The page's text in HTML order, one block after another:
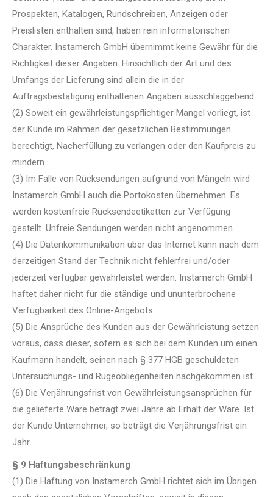
Prospekten, Katalogen, Rundschreiben, Anzeigen oder
Preislisten enthalten sind, haben rein informatorischen
Charakter. Instamerch GmbH übernimmt keine Gewähr für die
Richtigkeit dieser Angaben. Hinsichtlich der Art und des
Umfangs der Lieferung sind allein die in der
Auftragsbestätigung enthaltenen Angaben ausschlaggebend.
(2) Soweit ein gewährleistungspflichtiger Mangel vorliegt, ist
der Kunde im Rahmen der gesetzlichen Bestimmungen
berechtigt, Nacherfüllung zu verlangen oder den Kaufpreis zu
mindern.
(3) Im Falle von Rücksendungen aufgrund von Mängeln wird
Instamerch GmbH auch die Portokosten übernehmen. Es
werden kostenfreie Rücksendeetiketten zur Verfügung
gestellt. Unfreie Sendungen werden nicht angenommen.
(4) Die Datenkommunikation über das Internet kann nach dem
derzeitigen Stand der Technik nicht fehlerfrei und/oder
jederzeit verfügbar gewährleistet werden. Instamerch GmbH
haftet daher nicht für die ständige und ununterbrochene
Verfügbarkeit des Online-Angebots.
(5) Die Ansprüche des Kunden aus der Gewährleistung setzen
voraus, dass dieser, sofern es sich bei dem Kunden um einen
Kaufmann handelt, seinen nach § 377 HGB geschuldeten
Untersuchungs- und Rügeobliegenheiten nachgekommen ist.
(6) Die Verjährungsfrist von Gewährleistungsansprüchen für
die gelieferte Ware beträgt zwei Jahre ab Erhalt der Ware. Ist
der Kunde Unternehmer, so beträgt die Verjährungsfrist ein
Jahr.
§ 9 Haftungsbeschränkung
(1) Die Haftung von Instamerch GmbH richtet sich im Übrigen